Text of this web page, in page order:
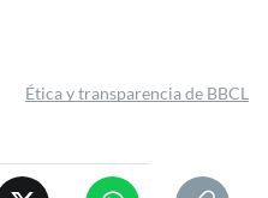
Ética y transparencia de BBCL